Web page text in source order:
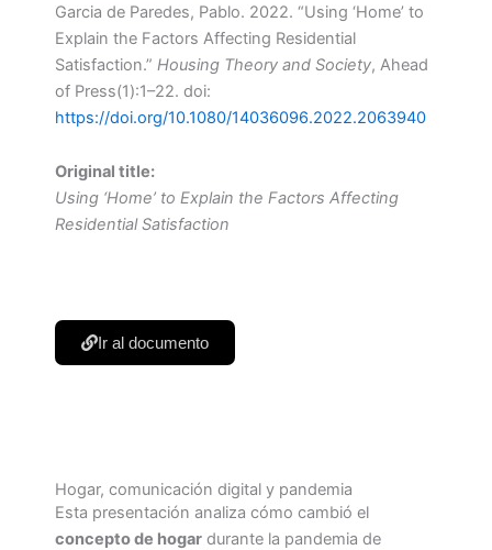
Garcia de Paredes, Pablo. 2022. “Using ‘Home’ to
Explain the Factors Affecting Residential
Satisfaction.” Housing Theory and Society, Ahead
of Press(1):1–22. doi:
https://doi.org/10.1080/14036096.2022.2063940
Original title:
Using ‘Home’ to Explain the Factors Affecting
Residential Satisfaction
Ir al documento
Hogar, comunicación digital y pandemia
Esta presentación analiza cómo cambió el
concepto de hogar durante la pandemia de